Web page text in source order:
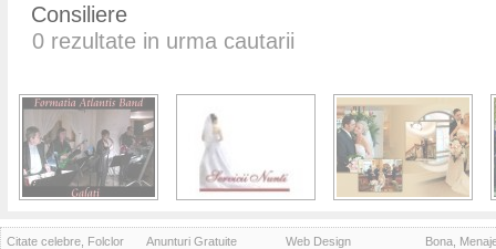
Consiliere
0 rezultate in urma cautarii
Citate celebre, Folclor Anunturi Gratuite Web Design Bona,